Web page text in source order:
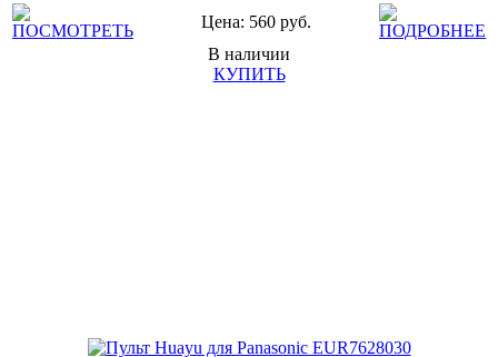
Цена: 560 руб.
В наличии
КУПИТЬ